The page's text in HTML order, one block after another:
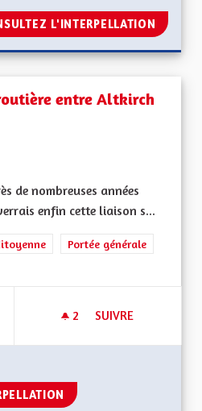
L'INTERPELLATION
entre Altkirch
de nombreuses années
enfin cette liaison s...
Portée générale
2 2 ABONNÉS
SUIVRE